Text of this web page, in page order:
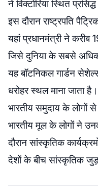
ने विक्टोरिया स्थित
इस दौरान राष्ट्रपति
यहां प्रधानमंत्री ने करीब
जिसे दुनिया के सबसे अधिक
यह बॉटनिकल गार्डन
धरोहर स्थल माना जाता
भारतीय समुदाय के लोगों
भारतीय मूल के लोगों ने
दौरान सांस्कृतिक
देशों के बीच सांस्कृतिक